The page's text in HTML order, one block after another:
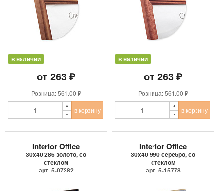
в наличии
от 263 ₽
Розница: 561.00 ₽
в корзину
в наличии
от 263 ₽
Розница: 561.00 ₽
в корзину
Interior Office
30x40 286 золото, со
стеклом
арт. 5-07382
Interior Office
30x40 990 серебро, со
стеклом
арт. 5-15778